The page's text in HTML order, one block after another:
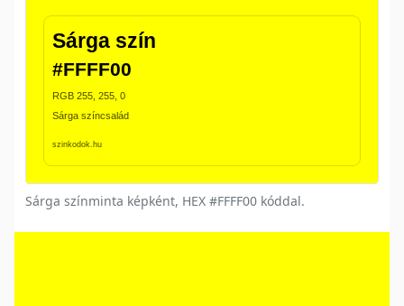
Sárga színminta képként, HEX #FFFF00 kóddal.